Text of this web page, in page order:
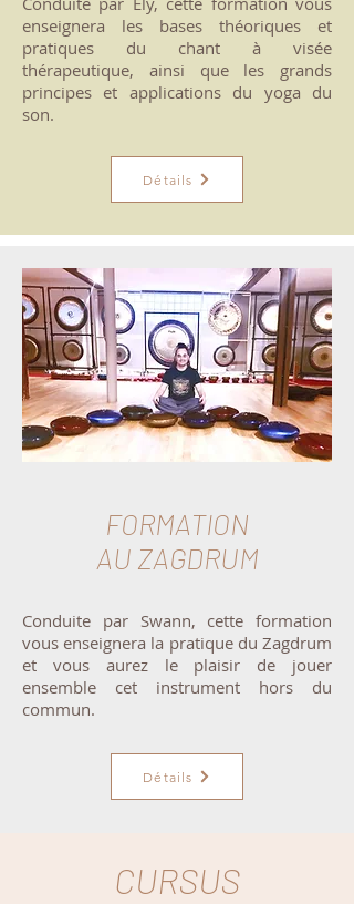
enseignera les bases théoriques et
pratiques du chant à visée
thérapeutique, ainsi que les grands
principes et applications du yoga du
son.
Détails
FORMATION
AU ZAGDRUM
Conduite par Swann, cette formation
vous enseignera la pratique du Zagdrum
et vous aurez le plaisir de jouer
ensemble cet instrument hors du
commun.
Détails
CURSUS